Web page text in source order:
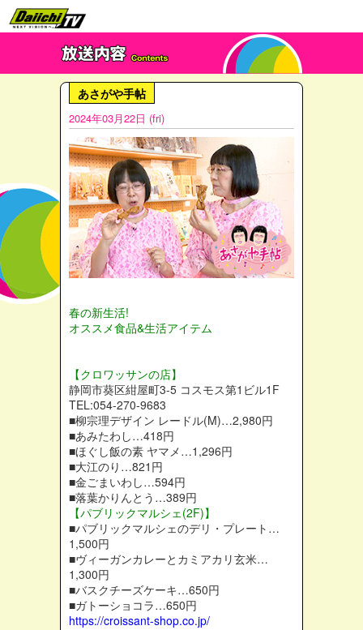
あさがや手帖
2024年03月22日 (fri)
春の新生活!
オススメ食品&生活アイテム
【クロワッサンの店】
静岡市葵区紺屋町3-5 コスモス第1ビル1F
TEL:054-270-9683
■柳宗理デザイン レードル(M)…2,980円
■あみたわし…418円
■ほぐし飯の素 ヤマメ…1,296円
■大江のり…821円
■金ごまいわし…594円
■落葉かりんとう…389円
【パブリックマルシェ(2F)】
■パブリックマルシェのデリ・プレート…
1,500円
■ヴィーガンカレーとカミアカリ玄米…
1,300円
■バスクチーズケーキ…650円
■ガトーショコラ…650円
https://croissant-shop.co.jp/